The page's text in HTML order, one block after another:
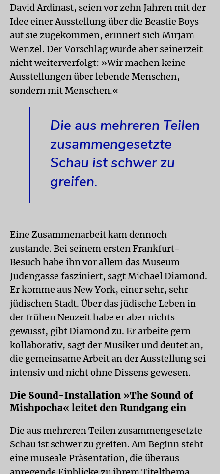
David Ardinast, seien vor zehn Jahren mit der
Idee einer Ausstellung über die Beas­tie Boys
auf sie zugekommen, erinnert sich Mirjam
Wenzel. Der Vorschlag wurde aber seinerzeit
nicht weiterverfolgt: »Wir machen keine
Ausstellungen über lebende Menschen,
sondern mit Menschen.«
Die aus mehreren Teilen
zusammengesetzte
Schau ist schwer zu
greifen.
Eine Zusammenarbeit kam dennoch
zustande. Bei seinem ersten Frankfurt-
Besuch habe ihn vor allem das Museum
Judengasse fasziniert, sagt Michael Diamond.
Er komme aus New York, einer sehr, sehr
jüdischen Stadt. Über das jüdische Leben in
der frühen Neuzeit habe er aber nichts
gewusst, gibt Diamond zu. Er arbeite gern
kollaborativ, sagt der Musiker und deutet an,
die gemeinsame Arbeit an der Ausstellung sei
intensiv und nicht ohne Dissens gewesen.
Die Sound-Installation »The Sound of
Mishpocha« leitet den Rundgang ein
Die aus mehreren Teilen zusammengesetzte
Schau ist schwer zu greifen. Am Beginn steht
eine museale Präsentation, die überaus
anregende Einblicke zu ihrem Titelthema